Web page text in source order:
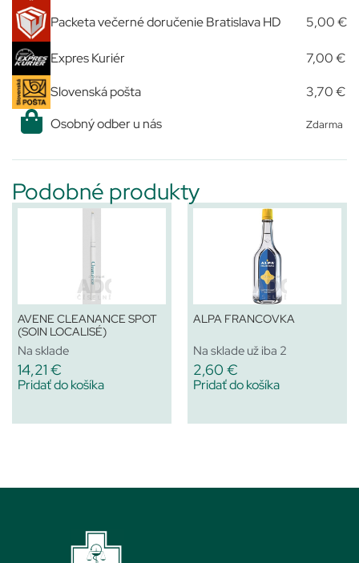
Packeta večerné doručenie Bratislava HD 5,00 €
Expres Kuriér 7,00 €
Slovenská pošta
3,70 €
Osobný odber u nás
Zdarma
Podobné produkty
AVENE CLEANANCE SPOT
(SOIN LOCALISÉ)
Na sklade
14,21 €
Pridať do košíka
ALPA FRANCOVKA
Na sklade už iba 2
2,60 €
Pridať do košíka